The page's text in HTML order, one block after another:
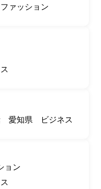
ァッション
愛知県 ビジネス
ョン